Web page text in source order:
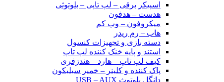
اسپیکر برقی – لپ تاپی – بلوتوثی
هدست – هدفون
میکروفون – وب کم
هاب – رم ریدر
دسته بازی و تجهیزات کنسول
استند و پایه خنک کننده لپ تاپ
کیف لپ تاپ – هارد – هندزفری
پاک کننده و کلینر – خمیر سیلیکون
دانگل بلوتوث USB – AUX